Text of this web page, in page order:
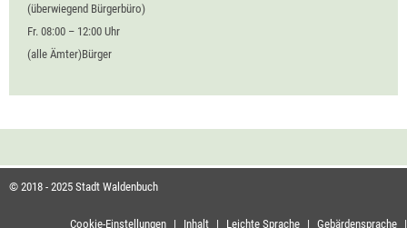
(überwiegend Bürgerbüro)
Fr. 08:00 – 12:00 Uhr
(alle Ämter)Bürger
© 2018 - 2025 Stadt Waldenbuch
Cookie-Einstellungen | Inhalt | Leichte Sprache | Gebärdensprache |